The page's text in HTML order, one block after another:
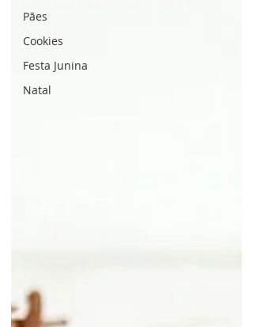
Pães
Cookies
Festa Junina
Natal